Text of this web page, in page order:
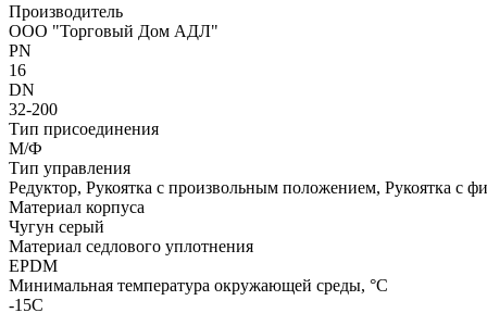
Производитель
ООО "Торговый Дом АДЛ"
PN
16
DN
32-200
Тип присоединения
М/Ф
Тип управления
Редуктор, Рукоятка с произвольным положением, Рукоятка с
Материал корпуса
Чугун серый
Материал седлового уплотнения
EPDM
Минимальная температура окружающей среды, °C
-15С